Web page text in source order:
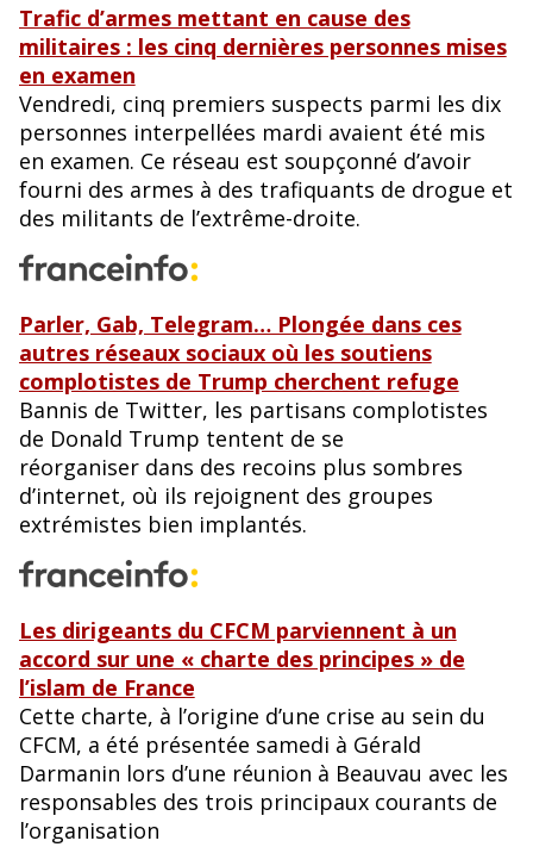
Trafic d’armes mettant en cause des
militaires : les cinq dernières personnes mises
en examen
Vendredi, cinq premiers suspects parmi les dix
personnes interpellées mardi avaient été mis
en examen. Ce réseau est soupçonné d’avoir
fourni des armes à des trafiquants de drogue et
des militants de l’extrême-droite.
Parler, Gab, Telegram… Plongée dans ces
autres réseaux sociaux où les soutiens
complotistes de Trump cherchent refuge
Bannis de Twitter, les partisans complotistes
de Donald Trump tentent de se
réorganiser dans des recoins plus sombres
d’internet, où ils rejoignent des groupes
extrémistes bien implantés.
Les dirigeants du CFCM parviennent à un
accord sur une « charte des principes » de
l’islam de France
Cette charte, à l’origine d’une crise au sein du
CFCM, a été présentée samedi à Gérald
Darmanin lors d’une réunion à Beauvau avec les
responsables des trois principaux courants de
l’organisation